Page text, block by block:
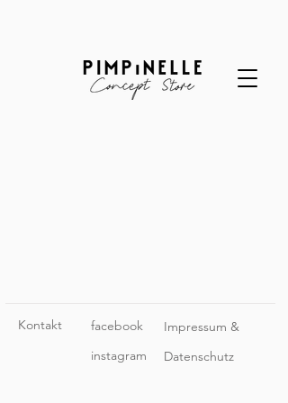
Kontakt
facebook
instagram
Impressum &
Datenschutz